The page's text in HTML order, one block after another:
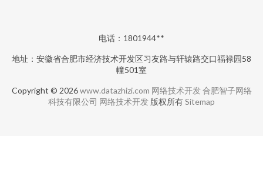
电话：1801944**
地址：安徽省合肥市经济技术开发区习友路与轩辕路交口福禄园58
幢501室
Copyright © 2026www.datazhizi.com 网络技术开发 合肥智子网络
科技有限公司 网络技术开发 版权所有Sitemap